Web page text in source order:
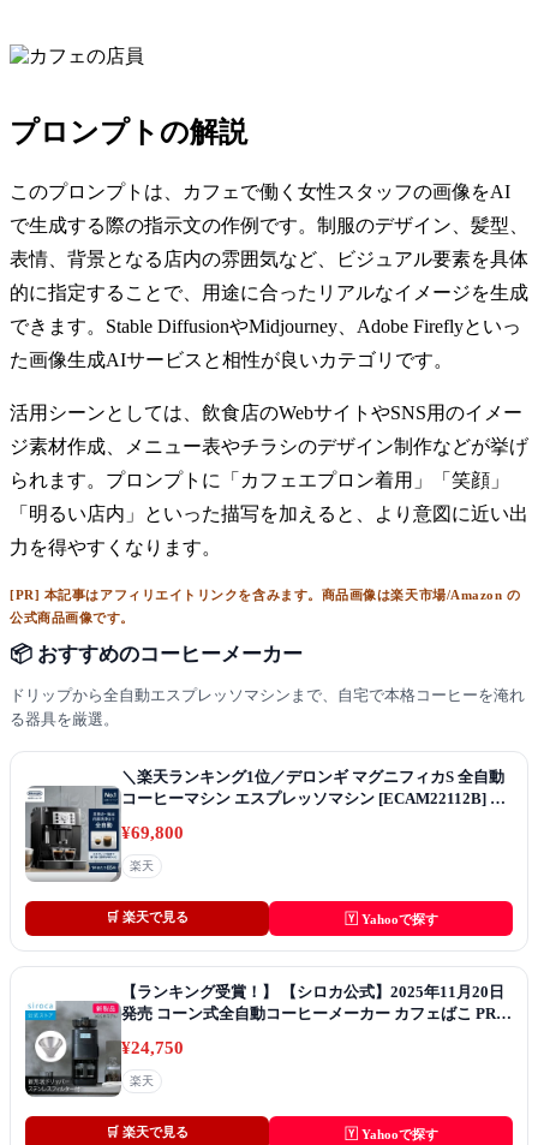
プロンプトの解説
このプロンプトは、カフェで働く女性スタッフの画像をAI
で生成する際の指示文の作例です。制服のデザイン、髪型、
表情、背景となる店内の雰囲気など、ビジュアル要素を具体
的に指定することで、用途に合ったリアルなイメージを生成
できます。Stable DiffusionやMidjourney、Adobe Fireflyといっ
た画像生成AIサービスと相性が良いカテゴリです。
活用シーンとしては、飲食店のWebサイトやSNS用のイメー
ジ素材作成、メニュー表やチラシのデザイン制作などが挙げ
られます。プロンプトに「カフェエプロン着用」「笑顔」
「明るい店内」といった描写を加えると、より意図に近い出
力を得やすくなります。
[PR] 本記事はアフィリエイトリンクを含みます。商品画像は楽天市場/Amazon の
公式商品画像です。
📦 おすすめのコーヒーメーカー
ドリップから全自動エスプレッソマシンまで、自宅で本格コーヒーを淹れ
る器具を厳選。
＼楽天ランキング1位／デロンギ マグニフィカS 全自動
コーヒーマシン エスプレッソマシン [ECAM22112B] デ
エスプレッソ カプチーノ カフェラテ 全自動 コーヒー豆
在宅勤務 テレワーク 公式 正規品
¥69,800
楽天
🛒 楽天で見る 🅈 Yahooで探す
【ランキング受賞！】 【シロカ公式】2025年11月20日
発売 コーン式全自動コーヒーメーカー カフェばこ PRO
ィルター付き 新形状ドリッパー採用 ミル一時停止機能
豆・粉対応 豆・水自動計量 挽き目無段階調節☆
¥24,750
楽天
🛒 楽天で見る 🅈 Yahooで探す